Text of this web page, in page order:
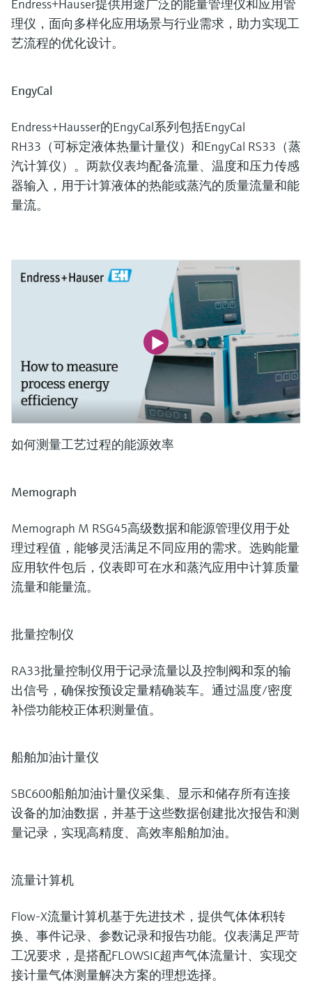
Endress+Hauser提供用途广泛的能量管理仪和应用管
理仪，面向多样化应用场景与行业需求，助力实现工
艺流程的优化设计。
EngyCal
Endress+Hausser的EngyCal系列包括EngyCal
RH33（可标定液体热量计量仪）和EngyCal RS33（蒸
汽计算仪）。两款仪表均配备流量、温度和压力传感
器输入，用于计算液体的热能或蒸汽的质量流量和能
量流。
如何测量工艺过程的能源效率
Memograph
Memograph M RSG45高级数据和能源管理仪用于处
理过程值，能够灵活满足不同应用的需求。选购能量
应用软件包后，仪表即可在水和蒸汽应用中计算质量
流量和能量流。
批量控制仪
RA33批量控制仪用于记录流量以及控制阀和泵的输
出信号，确保按预设定量精确装车。通过温度/密度
补偿功能校正体积测量值。
船舶加油计量仪
SBC600船舶加油计量仪采集、显示和储存所有连接
设备的加油数据，并基于这些数据创建批次报告和测
量记录，实现高精度、高效率船舶加油。
流量计算机
Flow-X流量计算机基于先进技术，提供气体体积转
换、事件记录、参数记录和报告功能。仪表满足严苛
工况要求，是搭配FLOWSIC超声气体流量计、实现交
接计量气体测量解决方案的理想选择。